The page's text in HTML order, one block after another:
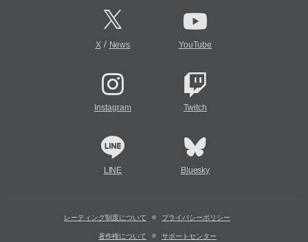
X/ News YouTube
Instagram Twitch
LINE Bluesky
レーティング制度について プライバシーポリシー
著作権について サポートセンター